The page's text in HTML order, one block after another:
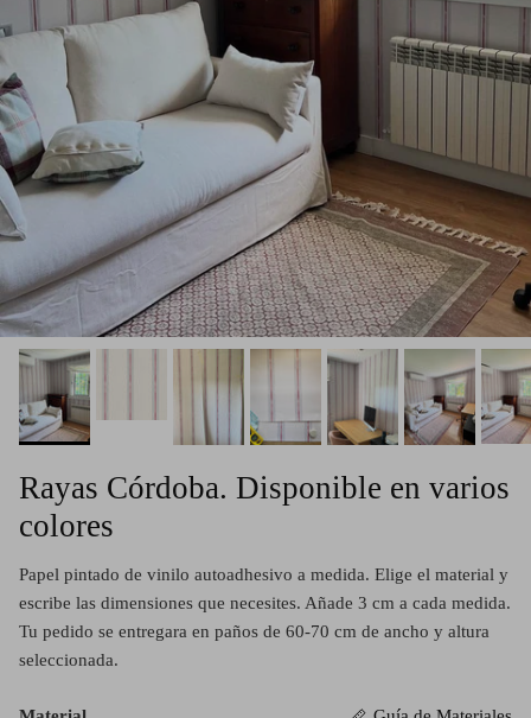
Rayas Córdoba. Disponible en varios
colores
Papel pintado de vinilo autoadhesivo a medida. Elige el material y
escribe las dimensiones que necesites. Añade 3 cm a cada medida.
Tu pedido se entregara en paños de 60-70 cm de ancho y altura
seleccionada.